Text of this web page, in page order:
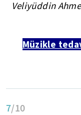
Veliyüddin
Müzikle
7/10